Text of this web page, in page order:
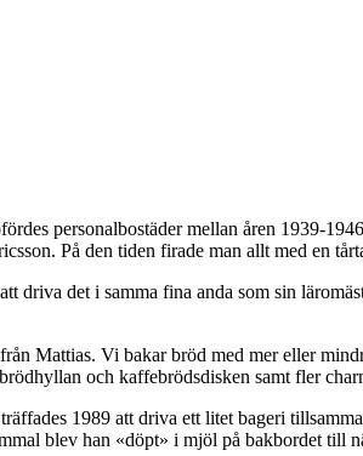
personalbostäder mellan åren 1939-
På den tiden firade man allt med en
driva det i samma fina anda som sin
Mattias. Vi bakar bröd med mer eller
och kaffebrödsdisken samt fler
1989 att driva ett litet bageri
blev han «döpt» i mjöl på bakbordet till